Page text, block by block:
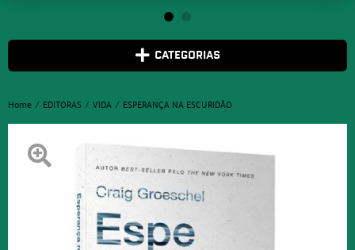
CATEGORIAS
Home EDITORAS VIDA ESPERANÇA NA ESCURIDÃO